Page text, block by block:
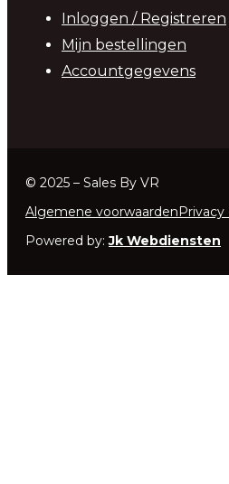
Inloggen / Registreren
Mijn bestellingen
Accountgegevens
© 2025 – Sales By VR
Algemene voorwaarden
Powered by:Jk Webdiensten